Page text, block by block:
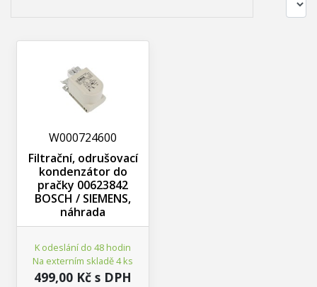
W000724600
Filtrační, odrušovací
kondenzátor do
pračky 00623842
BOSCH / SIEMENS,
náhrada
K odeslání do 48 hodin
Na externím skladě 4 ks
499,00 Kč s DPH